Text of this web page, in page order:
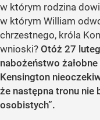
w którym rodzina
w którym William
chrzestnego, króla
wnioski? Otóż 27
nabożeństwo
Kensington
że następna tronu nie
osobistych”.